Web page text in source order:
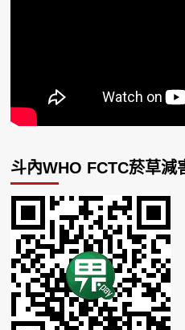
斗內WHO FCTC菸草減